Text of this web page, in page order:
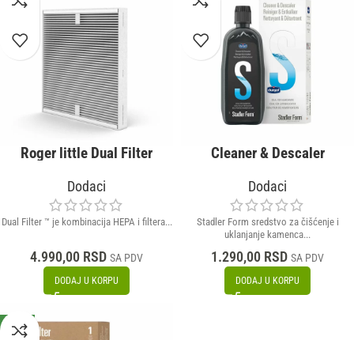
Roger little Dual Filter
Dodaci
Dual Filter ™ je kombinacija HEPA i filtera...
4.990,00 RSD SA PDV
DODAJ U KORPU
Cleaner & Descaler
Dodaci
Stadler Form sredstvo za čišćenje i
uklanjanje kamenca...
1.290,00 RSD SA PDV
DODAJ U KORPU
NOVO